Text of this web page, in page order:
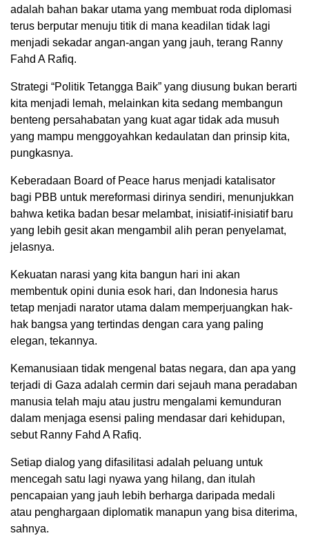
adalah bahan bakar utama yang membuat roda diplomasi
terus berputar menuju titik di mana keadilan tidak lagi
menjadi sekadar angan-angan yang jauh, terang Ranny
Fahd A Rafiq.
Strategi “Politik Tetangga Baik” yang diusung bukan berarti
kita menjadi lemah, melainkan kita sedang membangun
benteng persahabatan yang kuat agar tidak ada musuh
yang mampu menggoyahkan kedaulatan dan prinsip kita,
pungkasnya.
Keberadaan Board of Peace harus menjadi katalisator
bagi PBB untuk mereformasi dirinya sendiri, menunjukkan
bahwa ketika badan besar melambat, inisiatif-inisiatif baru
yang lebih gesit akan mengambil alih peran penyelamat,
jelasnya.
Kekuatan narasi yang kita bangun hari ini akan
membentuk opini dunia esok hari, dan Indonesia harus
tetap menjadi narator utama dalam memperjuangkan hak-
hak bangsa yang tertindas dengan cara yang paling
elegan, tekannya.
Kemanusiaan tidak mengenal batas negara, dan apa yang
terjadi di Gaza adalah cermin dari sejauh mana peradaban
manusia telah maju atau justru mengalami kemunduran
dalam menjaga esensi paling mendasar dari kehidupan,
sebut Ranny Fahd A Rafiq.
Setiap dialog yang difasilitasi adalah peluang untuk
mencegah satu lagi nyawa yang hilang, dan itulah
pencapaian yang jauh lebih berharga daripada medali
atau penghargaan diplomatik manapun yang bisa diterima,
sahnya.